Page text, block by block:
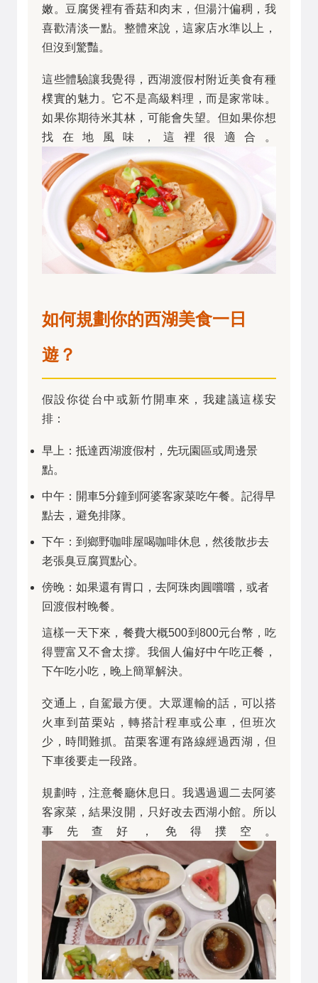
嫩。豆腐煲裡有香菇和肉末，但湯汁偏稠，我
喜歡清淡一點。整體來說，這家店水準以上，
但沒到驚豔。
這些體驗讓我覺得，西湖渡假村附近美食有種
樸實的魅力。它不是高級料理，而是家常味。
如果你期待米其林，可能會失望。但如果你想
找在地風味，這裡很適合。
如何規劃你的西湖美食一日
遊？
假設你從台中或新竹開車來，我建議這樣安
排：
早上：抵達西湖渡假村，先玩園區或周邊景
點。
中午：開車5分鐘到阿婆客家菜吃午餐。記得早
點去，避免排隊。
下午：到鄉野咖啡屋喝咖啡休息，然後散步去
老張臭豆腐買點心。
傍晚：如果還有胃口，去阿珠肉圓嚐嚐，或者
回渡假村晚餐。
這樣一天下來，餐費大概500到800元台幣，吃
得豐富又不會太撐。我個人偏好中午吃正餐，
下午吃小吃，晚上簡單解決。
交通上，自駕最方便。大眾運輸的話，可以搭
火車到苗栗站，轉搭計程車或公車，但班次
少，時間難抓。苗栗客運有路線經過西湖，但
下車後要走一段路。
規劃時，注意餐廳休息日。我遇過週二去阿婆
客家菜，結果沒開，只好改去西湖小館。所以
事先查好，免得撲空。